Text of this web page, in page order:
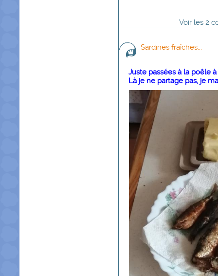
Voir les 2
Sardines fraîches...
Juste passées à la poêle
Là je ne partage pas, je